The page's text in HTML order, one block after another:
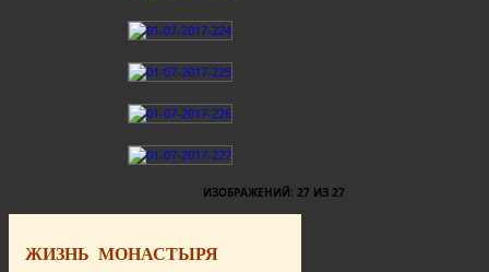
ИЗОБРАЖЕНИЙ: 27 ИЗ 27
ЖИЗНЬ МОНАСТЫРЯ